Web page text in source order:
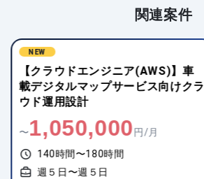
関連案件
NEW
【クラウドエンジニア(AWS)】車
載デジタルマップサービス向けクラ
ウド運用設計
〜1,050,000円/月
140時間〜180時間
週５日〜週５日